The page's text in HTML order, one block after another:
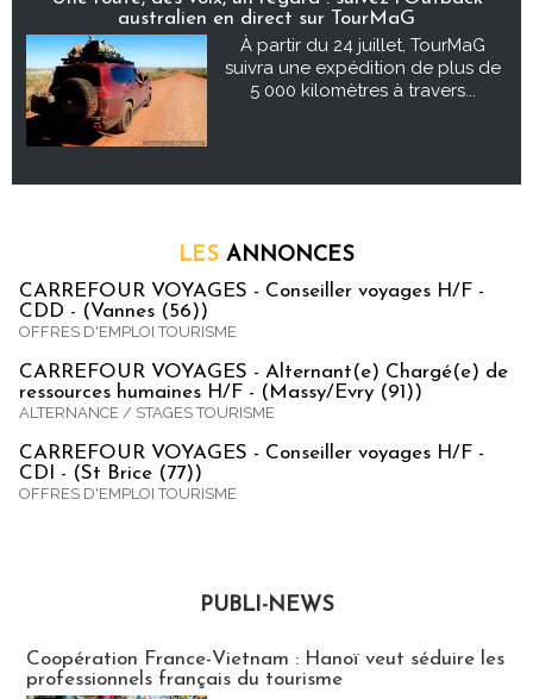
australien en direct sur TourMaG
À partir du 24 juillet, TourMaG
suivra une expédition de plus de
5 000 kilomètres à travers...
LES ANNONCES
CARREFOUR VOYAGES - Conseiller voyages H/F -
CDD - (Vannes (56))
OFFRES D'EMPLOI TOURISME
CARREFOUR VOYAGES - Alternant(e) Chargé(e) de
ressources humaines H/F - (Massy/Evry (91))
ALTERNANCE / STAGES TOURISME
CARREFOUR VOYAGES - Conseiller voyages H/F -
CDI - (St Brice (77))
OFFRES D'EMPLOI TOURISME
PUBLI-NEWS
Coopération France-Vietnam : Hanoï veut séduire les
professionnels français du tourisme